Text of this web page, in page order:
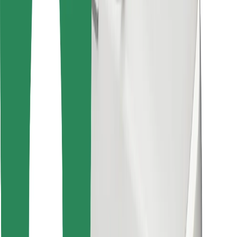
Encontrá tu comida favorita
Descargar la app de Bolt Food